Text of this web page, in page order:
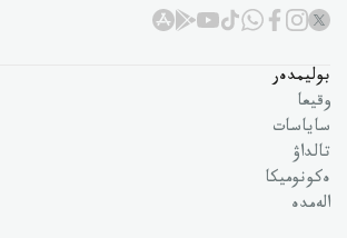
بوليمدەر
وقيعا
ساياسات
تالداۋ
ەكونوميكا
الەمدە